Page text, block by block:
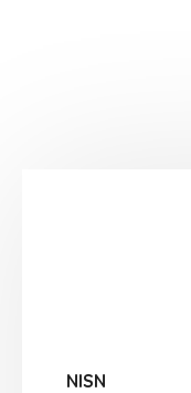
NISN